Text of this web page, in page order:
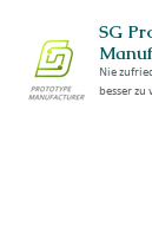
SG
Nie
besser zu